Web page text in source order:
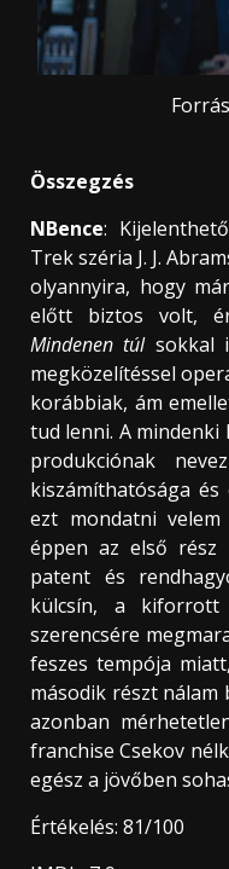
Összegzés
NBence:
Trek széria J. J.
olyannyira, hogy
előtt biztos volt,
Mindenen túlsokkal
megközelítéssel
korábbiak, ám
tud lenni. A mindenki
produkciónak
kiszámíthatósága és
ezt mondatni
éppen az első rész
patent és
külcsín, a
szerencsére
feszes tempója
második részt nálam
azonban
franchise Csekov
egész a jövőben
Értékelés: 81/100